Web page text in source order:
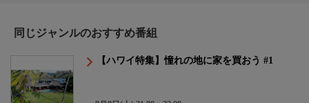
同じジャンルのおすすめ番組
【ハワイ特集】憧れの地に家を買おう #1